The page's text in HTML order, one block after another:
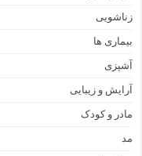
زناشویی
بیماری ها
آشپزی
آرایش و زیبایی
مادر و کودک
مد